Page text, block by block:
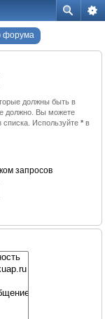
форума
должны быть в
должно. Вы можете
списка. Используйте * в
запросов